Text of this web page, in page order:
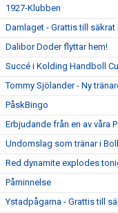
1927-Klubben
Damlaget - Grattis till
Dalibor Doder flyttar hem!
Succé i Kolding Handboll
Tommy Sjölander - Ny
PåskBingo
Erbjudande från en av våra
Undomslag som tränar i
Red dynamite explodes
Påminnelse
Ystadpågarna - Grattis till